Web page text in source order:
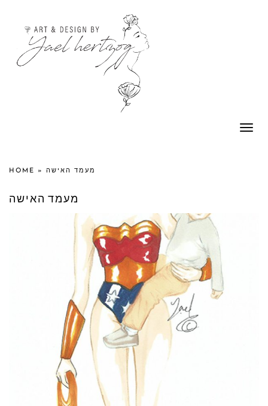
HOME » מעמד האישה
מעמד האישה
למה אני לא חוגגת את יום
האישה הבינלאומי
בשיא הרצינות עכשיו, האם זאת רק אני
שנדמה לה שקם איזה פוליטיקאי יום אחד
והחליט
Read More »